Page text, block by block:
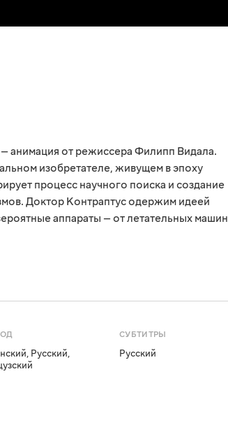
анимация от режиссера Филипп Видала.
изобретателе, живущем в эпоху
процесс научного поиска и создание
Доктор Контраптус одержим идеей
аппараты — от летательных машин
, Русский,
СУБТИТРЫ
Русский